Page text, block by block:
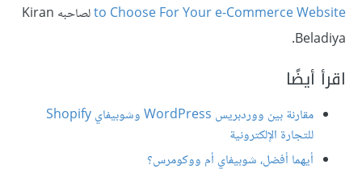
to Choose For Your e-Commerce Website
لصاحبه Kiran
Beladiya.
اقرأ أيضًا
مقارنة بين ووردبريس WordPress وشوبيفاي Shopify
للتجارة الإلكترونية
أيهما أفضل، شوبيفاي أم ووكومرس؟